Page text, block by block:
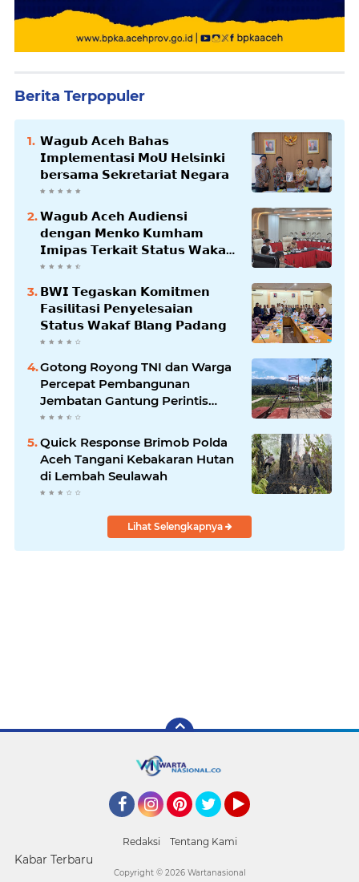
Berita Terpopuler
𝗪𝗮𝗴𝘂𝗯 𝗔𝗰𝗲𝗵 𝗕𝗮𝗵𝗮𝘀
𝗜𝗺𝗽𝗹𝗲𝗺𝗲𝗻𝘁𝗮𝘀𝗶 𝗠𝗼𝗨 𝗛𝗲𝗹𝘀𝗶𝗻𝗸𝗶
𝗯𝗲𝗿𝘀𝗮𝗺𝗮 𝗦𝗲𝗸𝗿𝗲𝘁𝗮𝗿𝗶𝗮𝘁 𝗡𝗲𝗴𝗮𝗿𝗮
𝗪𝗮𝗴𝘂𝗯 𝗔𝗰𝗲𝗵 𝗔𝘂𝗱𝗶𝗲𝗻𝘀𝗶
𝗱𝗲𝗻𝗴𝗮𝗻 𝗠𝗲𝗻𝗸𝗼 𝗞𝘂𝗺𝗵𝗮𝗺
𝗜𝗺𝗶𝗽𝗮𝘀 𝗧𝗲𝗿𝗸𝗮𝗶𝘁 𝗦𝘁𝗮𝘁𝘂𝘀 𝗪𝗮𝗸𝗮𝗳
𝗕𝗹𝗮𝗻𝗴𝗽𝗮𝗱𝗮𝗻𝗴
𝗕𝗪𝗜 𝗧𝗲𝗴𝗮𝘀𝗸𝗮𝗻 𝗞𝗼𝗺𝗶𝘁𝗺𝗲𝗻
𝗙𝗮𝘀𝗶𝗹𝗶𝘁𝗮𝘀𝗶 𝗣𝗲𝗻𝘆𝗲𝗹𝗲𝘀𝗮𝗶𝗮𝗻
𝗦𝘁𝗮𝘁𝘂𝘀 𝗪𝗮𝗸𝗮𝗳 𝗕𝗹𝗮𝗻𝗴 𝗣𝗮𝗱𝗮𝗻𝗴
Gotong Royong TNI dan Warga
Percepat Pembangunan
Jembatan Gantung Perintis
Kuta Ujung Aceh Tenggara
Quick Response Brimob Polda
Aceh Tangani Kebakaran Hutan
di Lembah Seulawah
Lihat Selengkapnya
Redaksi Tentang Kami
Kabar Terbaru
Copyright © 2026 Wartanasional